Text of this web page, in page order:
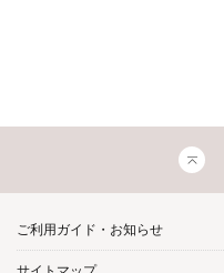
ご利用ガイド・お知らせ